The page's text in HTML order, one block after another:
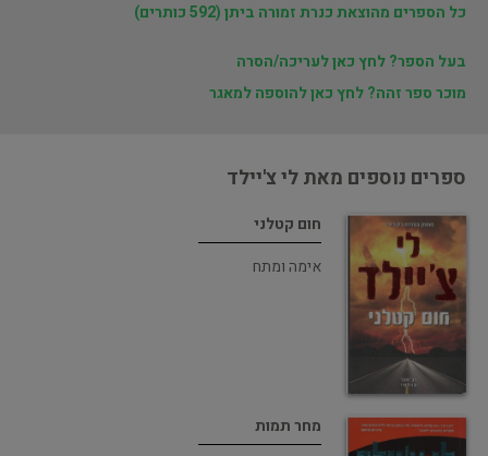
כל הספרים מהוצאת כנרת זמורה ביתן (592 כותרים)
בעל הספר? לחץ כאן לעריכה/הסרה
מוכר ספר זהה? לחץ כאן להוספה למאגר
ספרים נוספים מאת לי צ'יילד
חום קטלני
אימה ומתח
מחר תמות